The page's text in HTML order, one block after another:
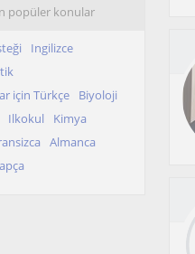
popüler konular
Ingilizce
için Türkçe
Biyoloji
Ilkokul
Kimya
Almanca